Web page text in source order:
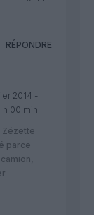
RÉPONDRE
2014 -
h 00 min
Zézette
parce